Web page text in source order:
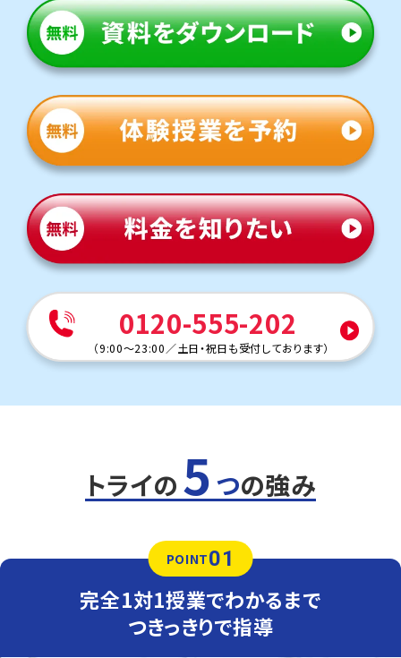
学校から約20分の立地にあるため、無理なく通塾できま
す。通塾の負担が少ないので、学習習慣づくりや部活動と
の両立にも安心です。
定期テスト対策
数学（教科書：啓林館）
津賀田中は学校で扱った問題やその応用がテストに出題
されることが多いため、学校の復習が得点アップのポイン
トです。トライでは「なぜその式になるか」の理解に重点を
英語（教科書：東京書籍）
津賀田中は学校で扱った単語・文法やその応用がテストに
出題されることが多いため、学校の復習が得点アップのポ
イントです。過去の単元の理解度が点数に影響するため、
・定期テスト・内申点対策コース
桜田中学校
の両立にも安心です。
桜田中は学校で扱った問題やその応用がテストに出題さ
れることが多いため、学校の復習が得点アップのポイント
です。トライでは「なぜその式になるか」の理解に重点をお
英語（教科書：東京書籍）
桜田中は学校で扱った単語・文法やその応用がテストに出
題されることが多いため、学校の復習が得点アップのポイ
ントです。過去の単元の理解度が点数に影響するため、必
要に応じてさかのぼってサポートします。
0120-555-202
（9:00～23:00 ／土日・祝日も受付しております）
トライの 5 つの強み
POINT01
完全1対1授業でわかるまで
つきっきりで指導